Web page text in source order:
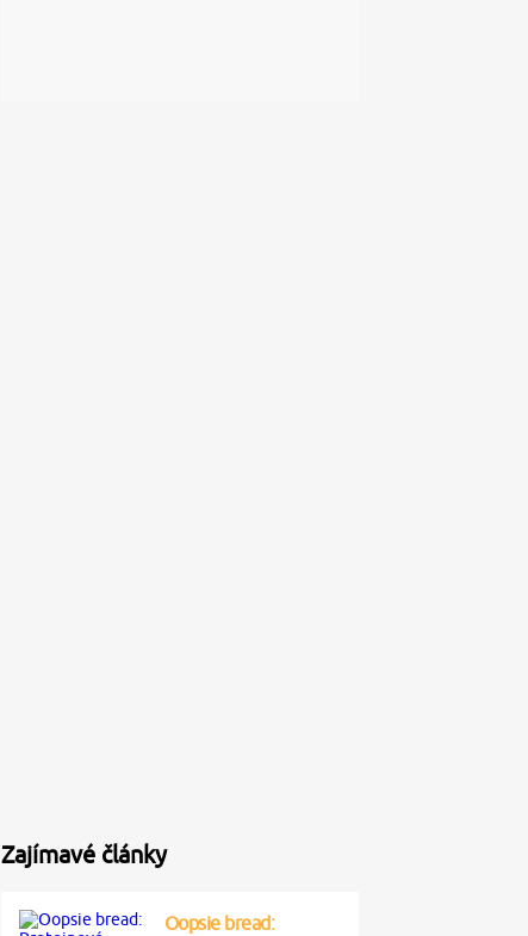
Zajímavé články
Oopsie bread: